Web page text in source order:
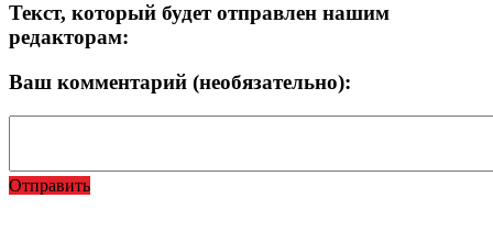
Текст, который будет отправлен нашим
редакторам:
Ваш комментарий (необязательно):
Отправить